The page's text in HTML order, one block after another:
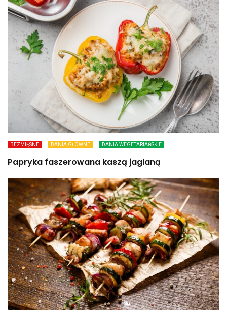
BEZMIĘSNE DANIA GŁÓWNE DANIA WEGETARIAŃSKIE
Papryka faszerowana kaszą jaglaną